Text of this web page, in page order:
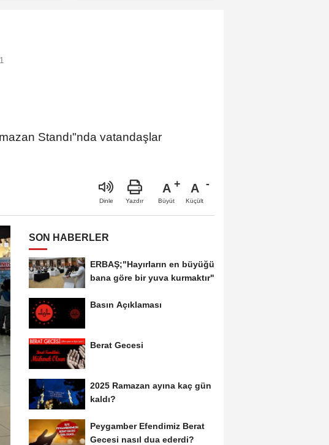
Standı"nda vatandaşlar
Dinle Yazdır
A
Büyüt
A
Küçült
SON HABERLER
ERBAŞ;"Hayırların en büyüğü
bana göre bir yuva kurmaktır"
Basın Açıklaması
Berat Gecesi
2025 Ramazan ayına kaç gün
kaldı?
Peygamber Efendimiz Berat
Gecesi nasıl dua ederdi?